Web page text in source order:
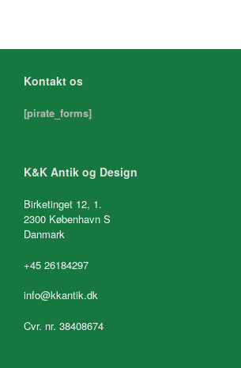
Kontakt os
[pirate_forms]
K&K Antik og Design
Birketinget 12, 1.
2300 København S
Danmark
+45 26184297
info@kkantik.dk
Cvr. nr. 38408674